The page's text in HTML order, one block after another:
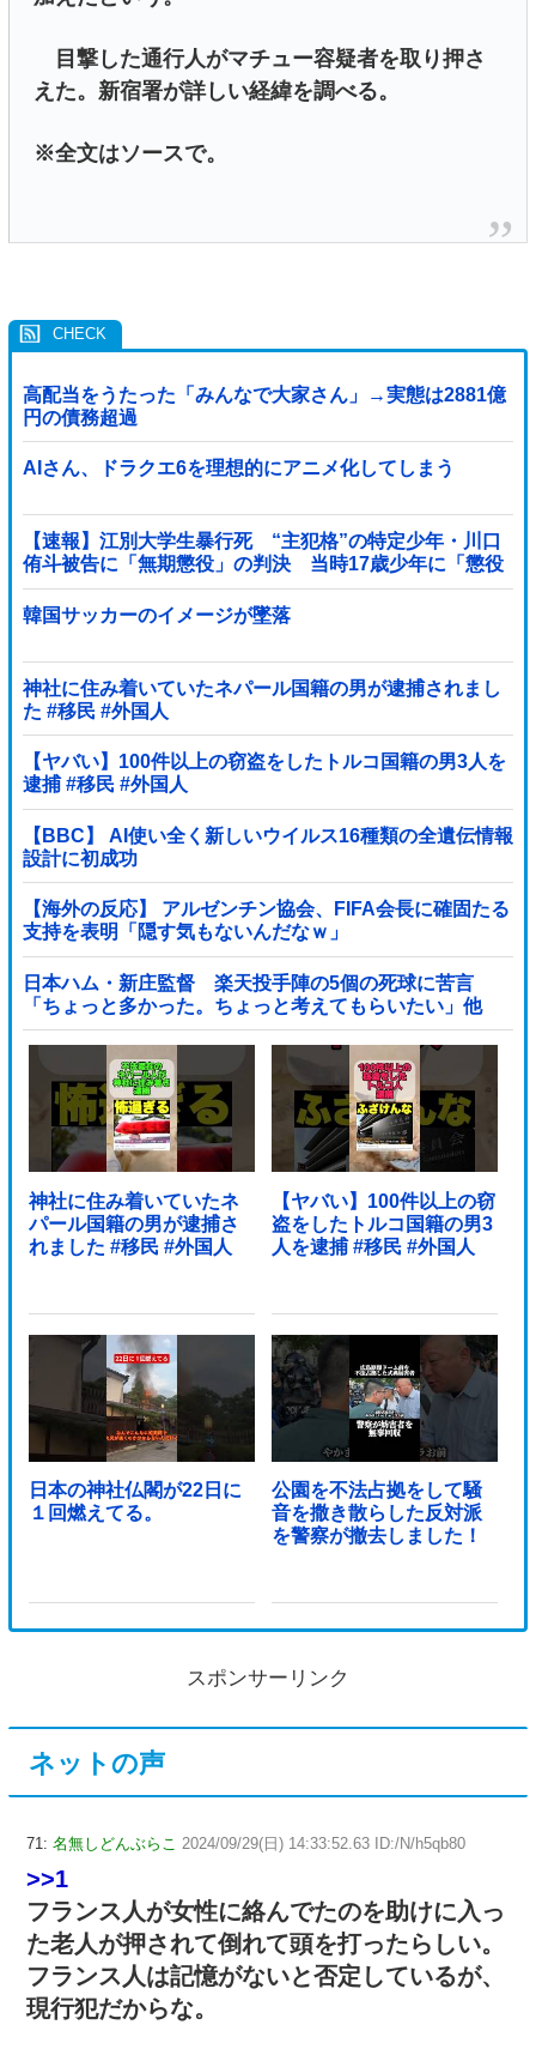
目撃した通行人がマチュー容疑者を取り押さ
えた。新宿署が詳しい経緯を調べる。
※全文はソースで。
高配当をうたった「みんなで大家さん」→実態は2881億
円の債務超過
AIさん、ドラクエ6を理想的にアニメ化してしまう
【速報】江別大学生暴行死 “主犯格”の特定少年・川口
侑斗被告に「無期懲役」の判決 当時17歳少年に「懲役
30年」の判決
韓国サッカーのイメージが墜落
神社に住み着いていたネパール国籍の男が逮捕されまし
た #移民 #外国人
【ヤバい】100件以上の窃盗をしたトルコ国籍の男3人を
逮捕 #移民 #外国人
【BBC】 AI使い全く新しいウイルス16種類の全遺伝情報
設計に初成功
【海外の反応】 アルゼンチン協会、FIFA会長に確固たる
支持を表明「隠す気もないんだなｗ」
日本ハム・新庄監督 楽天投手陣の5個の死球に苦言
「ちょっと多かった。ちょっと考えてもらいたい」他
神社に住み着いていたネ
パール国籍の男が逮捕さ
れました #移民 #外国人
【ヤバい】100件以上の窃
盗をしたトルコ国籍の男3
人を逮捕 #移民 #外国人
日本の神社仏閣が22日に
１回燃えてる。
公園を不法占拠をして騒
音を撒き散らした反対派
を警察が撤去しました！
スポンサーリンク
ネットの声
71: 名無しどんぶらこ 2024/09/29(日) 14:33:52.63 ID:/N/h5qb80
>>1
フランス人が女性に絡んでたのを助けに入っ
た老人が押されて倒れて頭を打ったらしい。
フランス人は記憶がないと否定しているが、
現行犯だからな。